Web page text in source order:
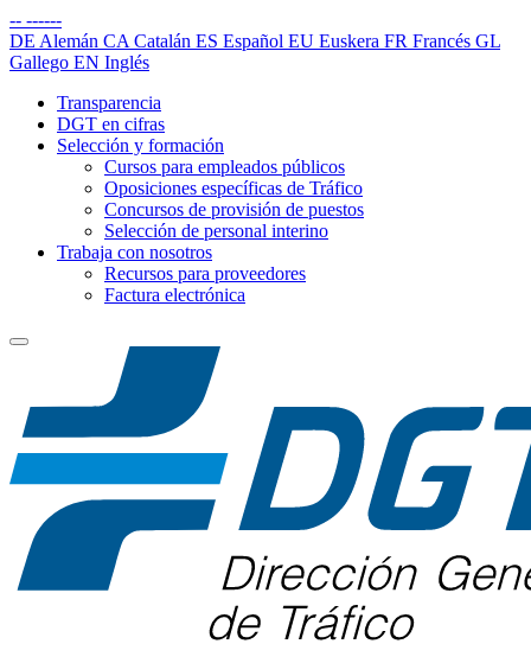
-- ------
DE Alemán CA Catalán ES Español EU Euskera FR Francés GL
Gallego EN Inglés
Transparencia
DGT en cifras
Selección y formación
Cursos para empleados públicos
Oposiciones específicas de Tráfico
Concursos de provisión de puestos
Selección de personal interino
Trabaja con nosotros
Recursos para proveedores
Factura electrónica